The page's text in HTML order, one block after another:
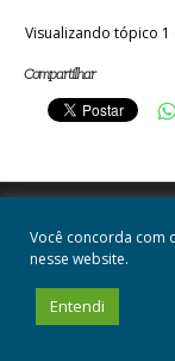
Visualizando tópico
Compartilhar
Você concorda com
nesse website.
Entendi